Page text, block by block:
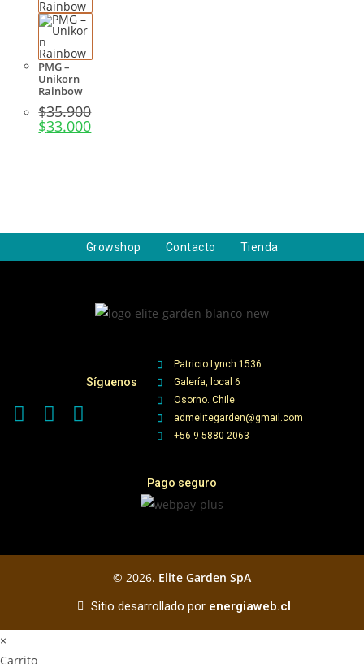
PMG –
Unikorn
Rainbow
$35.900
$33.000
Growshop Contacto Tienda
Síguenos
Patricio Lynch 1536
Galería, local 6
Osorno. Chile
admelitegarden@gmail.com
+56 9 5880 2063
Pago seguro
© 2026. Elite Garden SpA
Sitio desarrollado por energiaweb.cl
×
Carrito